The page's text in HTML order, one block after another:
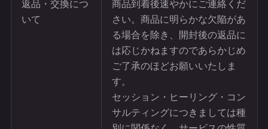
返品・交換につ
いて
商品到着後速やかにご連絡くだ
さい。商品に明らかな欠陥があ
る場合を除き、開封後の返品に
は応じかねますのであらかじめ
ご了承のほどお願いいたしま
す。
セッション・ヒーリング・コン
サルティングにつきましては種